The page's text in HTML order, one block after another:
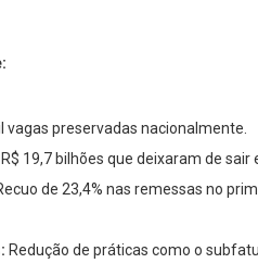
vagas preservadas nacionalmente.
R$ 19,7 bilhões que deixaram de sair
de 23,4% nas remessas no
Redução de práticas como o